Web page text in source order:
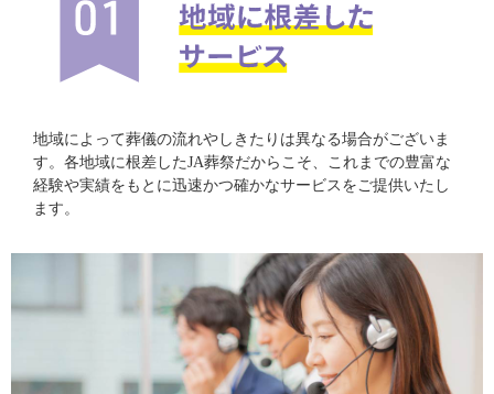
地域によって葬儀の流れやしきたりは異なる場合がございま
す。各地域に根差したJA葬祭だからこそ、これまでの豊富な
経験や実績をもとに迅速かつ確かなサービスをご提供いたし
ます。